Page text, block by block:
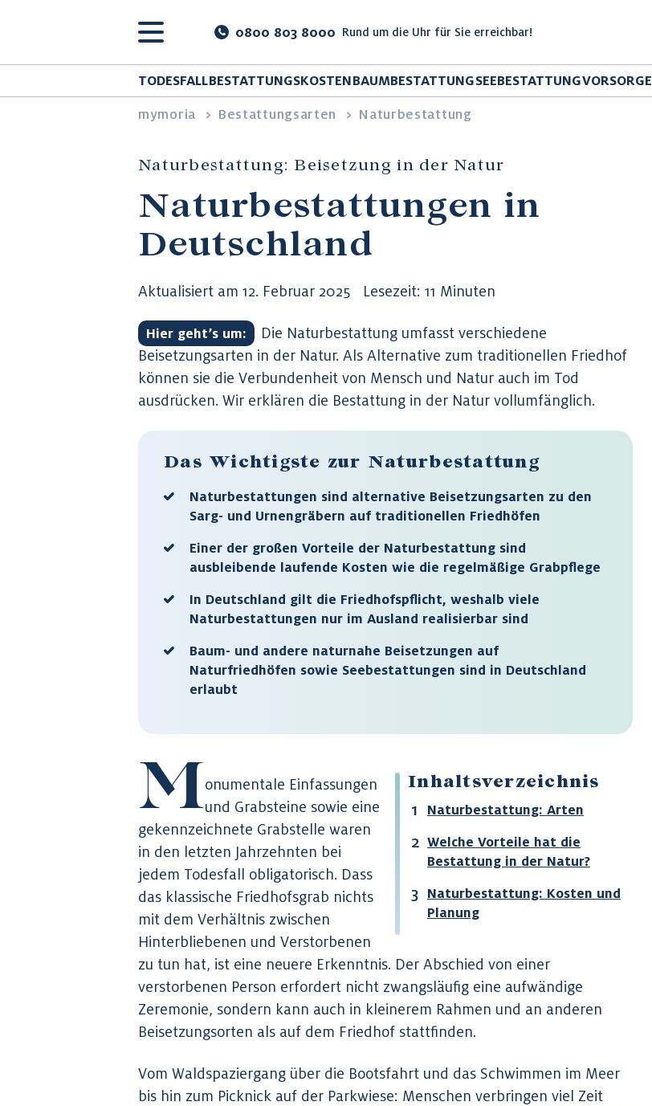
0800 803 8000 Rund um die Uhr für Sie erreichbar!
TODESFALLBESTATTUNGSKOSTENBAUMBESTATTUNGSEEBESTATTUNGVORSORGE
mymoria
> Bestattungsarten > Naturbestattung
Naturbestattung: Beisetzung in der Natur
Naturbestattungen in
Deutschland
Aktualisiert am 12. Februar 2025 Lesezeit: 11 Minuten
Hier geht’s um:
Die Naturbestattung umfasst verschiedene
Beisetzungsarten in der Natur. Als Alternative zum traditionellen Friedhof
können sie die Verbundenheit von Mensch und Natur auch im Tod
ausdrücken. Wir erklären die Bestattung in der Natur vollumfänglich.
Das Wichtigste zur Naturbestattung
Naturbestattungen sind alternative Beisetzungsarten zu den
Sarg- und Urnengräbern auf traditionellen Friedhöfen
Einer der großen Vorteile der Naturbestattung sind
ausbleibende laufende Kosten wie die regelmäßige Grabpflege
In Deutschland gilt die Friedhofspflicht, weshalb viele
Naturbestattungen nur im Ausland realisierbar sind
Baum- und andere naturnahe Beisetzungen auf
Naturfriedhöfen sowie Seebestattungen sind in Deutschland
erlaubt
Inhaltsverzeichnis
Naturbestattung: Arten
Welche Vorteile hat die
Bestattung in der Natur?
Naturbestattung: Kosten und
Planung
Monumentale Einfassungen
und Grabsteine sowie eine
gekennzeichnete Grabstelle waren
in den letzten Jahrzehnten bei
jedem Todesfall obligatorisch. Dass
das klassische Friedhofsgrab nichts
mit dem Verhältnis zwischen
Hinterbliebenen und Verstorbenen
zu tun hat, ist eine neuere Erkenntnis. Der Abschied von einer
verstorbenen Person erfordert nicht zwangsläufig eine aufwändige
Zeremonie, sondern kann auch in kleinerem Rahmen und an anderen
Beisetzungsorten als auf dem Friedhof stattfinden.
Vom Waldspaziergang über die Bootsfahrt und das Schwimmen im Meer
bis hin zum Picknick auf der Parkwiese: Menschen verbringen viel Zeit